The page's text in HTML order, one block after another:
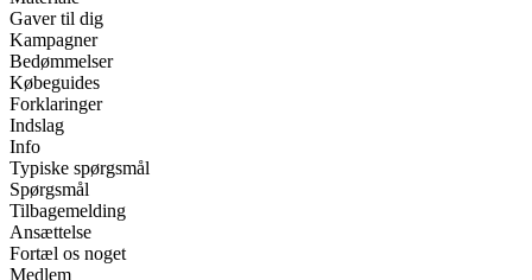
Gaver til dig
Kampagner
Bedømmelser
Købeguides
Forklaringer
Indslag
Info
Typiske spørgsmål
Spørgsmål
Tilbagemelding
Ansættelse
Fortæl os noget
Medlem